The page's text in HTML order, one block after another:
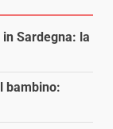
Sardegna: la
bambino: